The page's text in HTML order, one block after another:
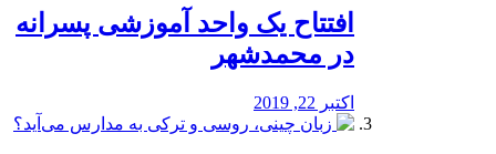
افتتاح یک واحد آموزشی پسرانه
در محمدشهر
اکتبر 22, 2019